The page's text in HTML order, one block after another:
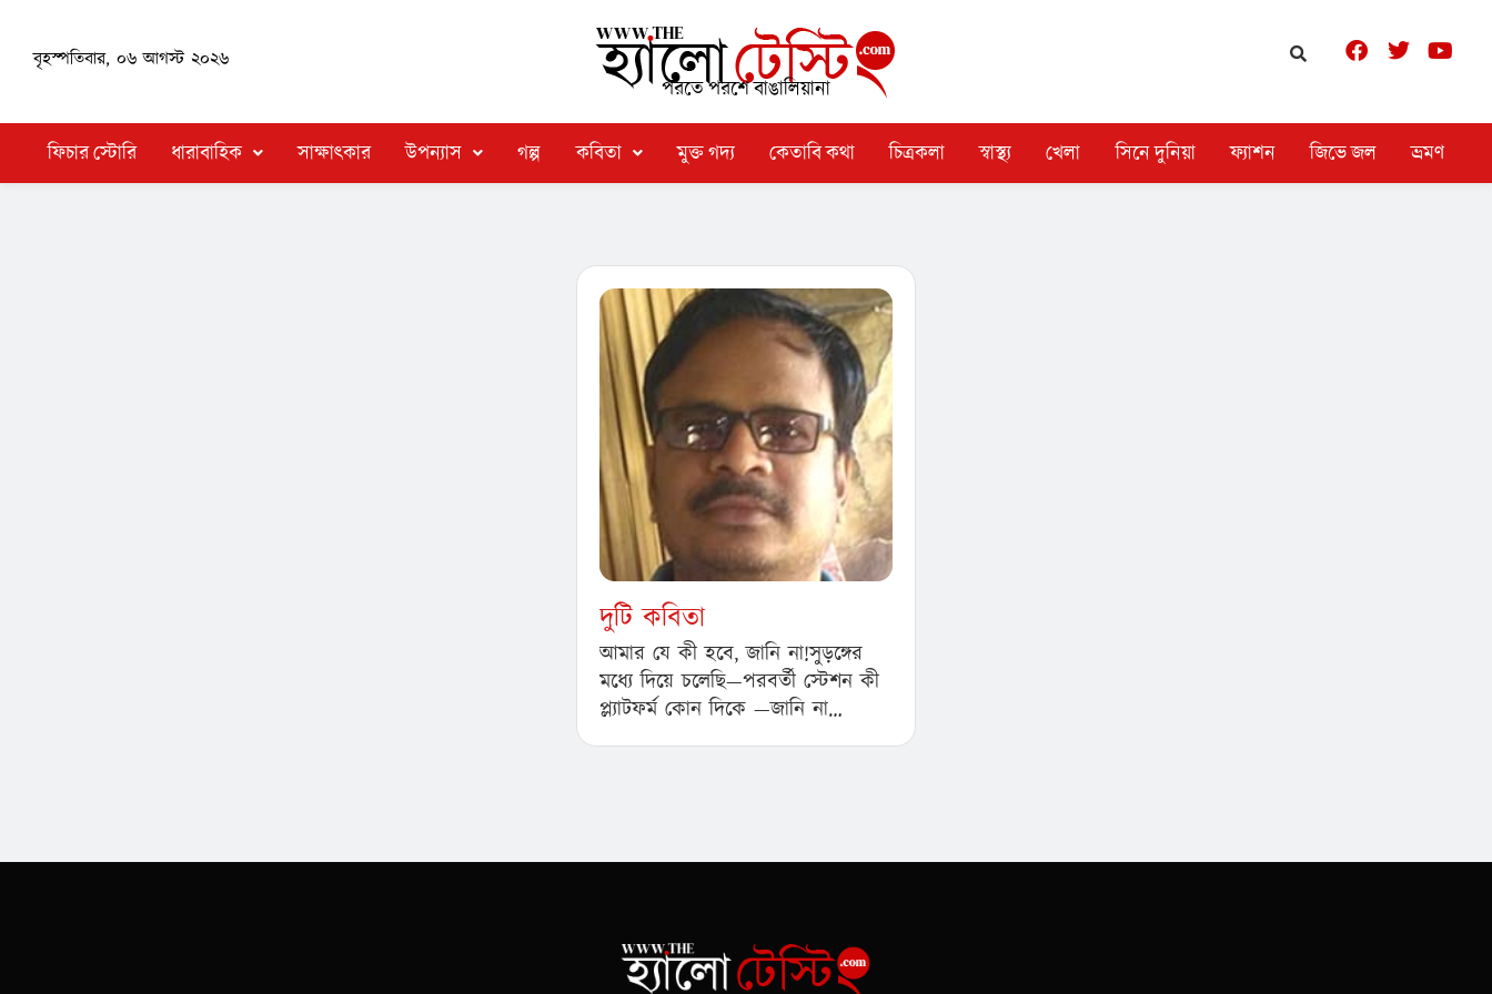
বৃহস্পতিবার, ০৬ আগস্ট ২০২৬
পরতে পরশে বাঙালিয়ানা
ফিচার স্টোরি ধারাবাহিক সাক্ষাৎকার উপন্যাস গল্প কবিতা মুক্ত গদ্য কেতাবি কথা চিত্রকলা স্বাস্থ্য খেলা সিনে দুনিয়া ফ্যাশন জিভে জল ভ্রমণ
দুটি কবিতা
আমার যে কী হবে, জানি না!সুড়ঙ্গের
মধ্যে দিয়ে চলেছি—পরবর্তী স্টেশন কী
প্ল্যাটফর্ম কোন দিকে —জানি না…